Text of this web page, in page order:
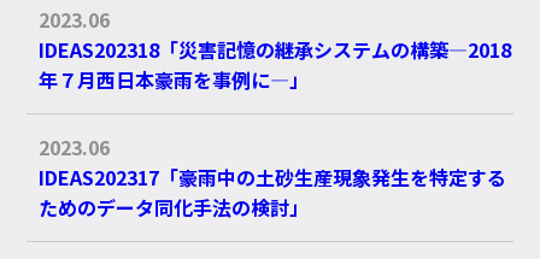
2023.06
IDEAS202318「災害記憶の継承システムの構築―2018
年７月西日本豪雨を事例に―」
2023.06
IDEAS202317「豪雨中の土砂生産現象発生を特定する
ためのデータ同化手法の検討」